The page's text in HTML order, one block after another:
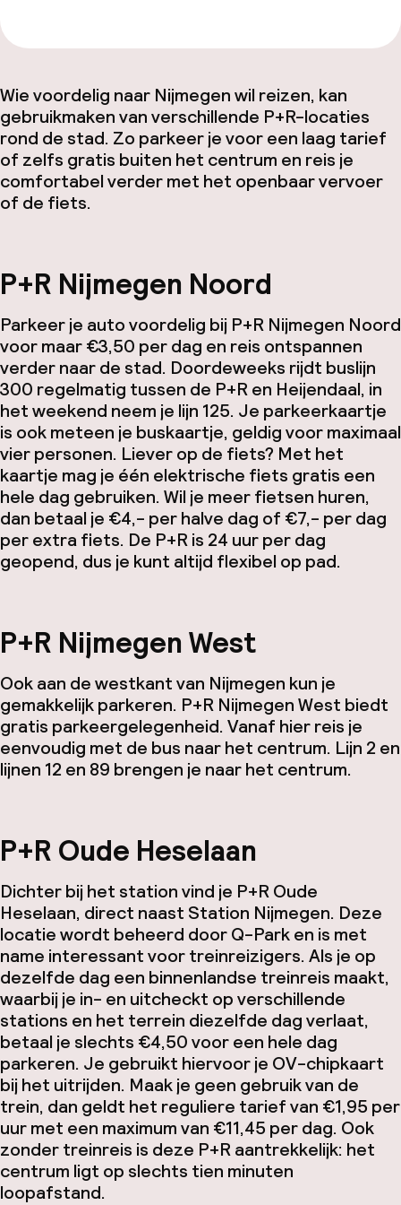
Wie voordelig naar Nijmegen wil reizen, kan
gebruikmaken van verschillende P+R-locaties
rond de stad. Zo parkeer je voor een laag tarief
of zelfs gratis buiten het centrum en reis je
comfortabel verder met het openbaar vervoer
of de fiets.
P+R Nijmegen Noord
Parkeer je auto voordelig bij P+R Nijmegen Noord
voor maar €3,50 per dag en reis ontspannen
verder naar de stad. Doordeweeks rijdt buslijn
300 regelmatig tussen de P+R en Heijendaal, in
het weekend neem je lijn 125. Je parkeerkaartje
is ook meteen je buskaartje, geldig voor maximaal
vier personen. Liever op de fiets? Met het
kaartje mag je één elektrische fiets gratis een
hele dag gebruiken. Wil je meer fietsen huren,
dan betaal je €4,- per halve dag of €7,- per dag
per extra fiets. De P+R is 24 uur per dag
geopend, dus je kunt altijd flexibel op pad.
P+R Nijmegen West
Ook aan de westkant van Nijmegen kun je
gemakkelijk parkeren. P+R Nijmegen West biedt
gratis parkeergelegenheid. Vanaf hier reis je
eenvoudig met de bus naar het centrum. Lijn 2 en
lijnen 12 en 89 brengen je naar het centrum.
P+R Oude Heselaan
Dichter bij het station vind je P+R Oude
Heselaan, direct naast Station Nijmegen. Deze
locatie wordt beheerd door Q-Park en is met
name interessant voor treinreizigers. Als je op
dezelfde dag een binnenlandse treinreis maakt,
waarbij je in- en uitcheckt op verschillende
stations en het terrein diezelfde dag verlaat,
betaal je slechts €4,50 voor een hele dag
parkeren. Je gebruikt hiervoor je OV-chipkaart
bij het uitrijden. Maak je geen gebruik van de
trein, dan geldt het reguliere tarief van €1,95 per
uur met een maximum van €11,45 per dag. Ook
zonder treinreis is deze P+R aantrekkelijk: het
centrum ligt op slechts tien minuten
loopafstand.